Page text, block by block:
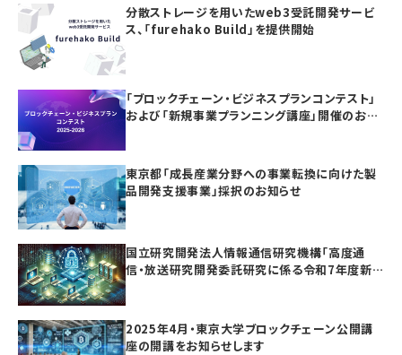
分散ストレージを用いたweb3受託開発サービ
ス、「furehako Build」を提供開始
「ブロックチェーン・ビジネスプランコンテスト」
および「新規事業プランニング講座」開催のお知
東京都「成長産業分野への事業転換に向けた製
品開発支援事業」採択のお知らせ
国立研究開発法人情報通信研究機構「高度通
信・放送研究開発委託研究に係る令和7年度新
2025年4月・東京大学ブロックチェーン公開講
座の開講をお知らせします